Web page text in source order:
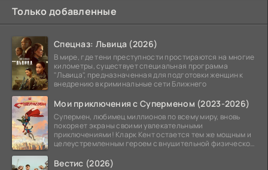
Только добавленные
Спецназ: Львица (2026)
В мире, где тени преступности простираются на многие
километры, существует специальная программа
"Львица", предназначенная для подготовки женщин к
внедрению в криминальные сети Ближнего
Мои приключения с Суперменом (2023-2026)
Супермен, любимец миллионов по всему миру, вновь
покоряет экраны своими увлекательными
приключениями! Кларк Кент остается тем же мощным и
целеустремленным героем с внушительной физической
Вестис (2026)